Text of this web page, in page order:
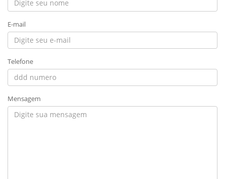
E-mail
Telefone
Mensagem